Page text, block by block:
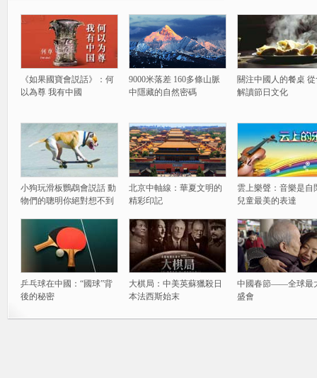
《如果國寶會説話》：何
以為尊 我有中國
9000米落差 160多條山脈
中隱藏的自然密碼
關注中國人的餐桌
解讀節日文化
小狗玩滑板鸚鵡會説話 動
物們的聰明你絕對想不到
北京中軸線：華夏文明的
精彩印記
雲上樂聲：音樂是自
兒童最美的表達
乒乓球在中國：“國球”背
後的秘密
大棋局：中美英蘇獵殺日
本法西斯始末
中國春節——全球最
盛會